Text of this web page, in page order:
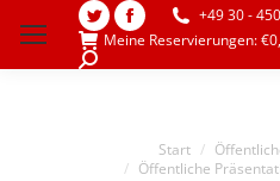
Twitter
page
Facebook
new
+49 30 -
Meine Reservierungen:€
Search:
Sie befinden sich hier:
Start
Öffentliche